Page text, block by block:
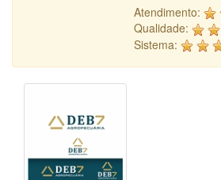
Atendimento:
Qualidade:
Sistema: